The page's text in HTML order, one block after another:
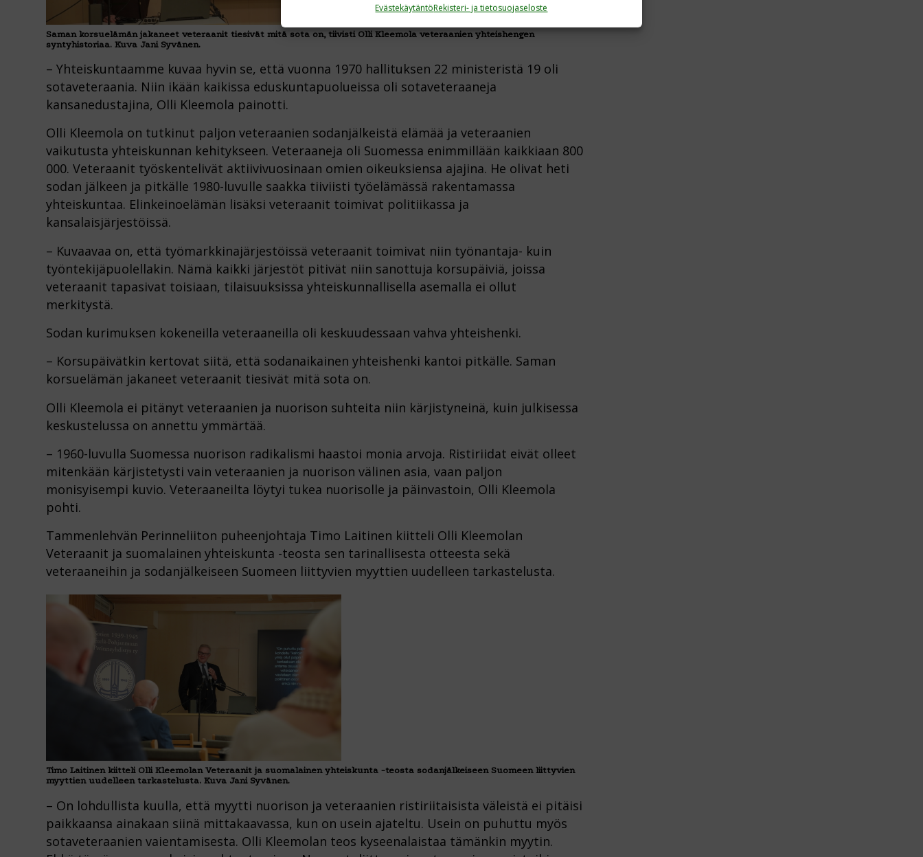
EvästekäytäntöRekisteri- ja tietosuojaseloste
Saman korsuelämän jakaneet veteraanit tiesivät mitä sota on, tiivisti Olli Kleemola veteraanien yhteishengen
syntyhistoriaa. Kuva Jani Syvänen.
– Yhteiskuntaamme kuvaa hyvin se, että vuonna 1970 hallituksen 22 ministeristä 19 oli
sotaveteraania. Niin ikään kaikissa eduskuntapuolueissa oli sotaveteraaneja
kansanedustajina, Olli Kleemola painotti.
Olli Kleemola on tutkinut paljon veteraanien sodanjälkeistä elämää ja veteraanien
vaikutusta yhteiskunnan kehitykseen. Veteraaneja oli Suomessa enimmillään kaikkiaan 800
000. Veteraanit työskentelivät aktiivivuosinaan omien oikeuksiensa ajajina. He olivat heti
sodan jälkeen ja pitkälle 1980-luvulle saakka tiiviisti työelämässä rakentamassa
yhteiskuntaa. Elinkeinoelämän lisäksi veteraanit toimivat politiikassa ja
kansalaisjärjestöissä.
– Kuvaavaa on, että työmarkkinajärjestöissä veteraanit toimivat niin työnantaja- kuin
työntekijäpuolellakin. Nämä kaikki järjestöt pitivät niin sanottuja korsupäiviä, joissa
veteraanit tapasivat toisiaan, tilaisuuksissa yhteiskunnallisella asemalla ei ollut
merkitystä.
Sodan kurimuksen kokeneilla veteraaneilla oli keskuudessaan vahva yhteishenki.
– Korsupäivätkin kertovat siitä, että sodanaikainen yhteishenki kantoi pitkälle. Saman
korsuelämän jakaneet veteraanit tiesivät mitä sota on.
Olli Kleemola ei pitänyt veteraanien ja nuorison suhteita niin kärjistyneinä, kuin julkisessa
keskustelussa on annettu ymmärtää.
– 1960-luvulla Suomessa nuorison radikalismi haastoi monia arvoja. Ristiriidat eivät olleet
mitenkään kärjistetysti vain veteraanien ja nuorison välinen asia, vaan paljon
monisyisempi kuvio. Veteraaneilta löytyi tukea nuorisolle ja päinvastoin, Olli Kleemola
pohti.
Tammenlehvän Perinneliiton puheenjohtaja Timo Laitinen kiitteli Olli Kleemolan
Veteraanit ja suomalainen yhteiskunta -teosta sen tarinallisesta otteesta sekä
veteraaneihin ja sodanjälkeiseen Suomeen liittyvien myyttien uudelleen tarkastelusta.
Timo Laitinen kiitteli Olli Kleemolan Veteraanit ja suomalainen yhteiskunta -teosta sodanjälkeiseen Suomeen liittyvien
myyttien uudelleen tarkastelusta. Kuva Jani Syvänen.
– On lohdullista kuulla, että myytti nuorison ja veteraanien ristiriitaisista väleistä ei pitäisi
paikkaansa ainakaan siinä mittakaavassa, kun on usein ajateltu. Usein on puhuttu myös
sotaveteraanien vaientamisesta. Olli Kleemolan teos kyseenalaistaa tämänkin myytin.